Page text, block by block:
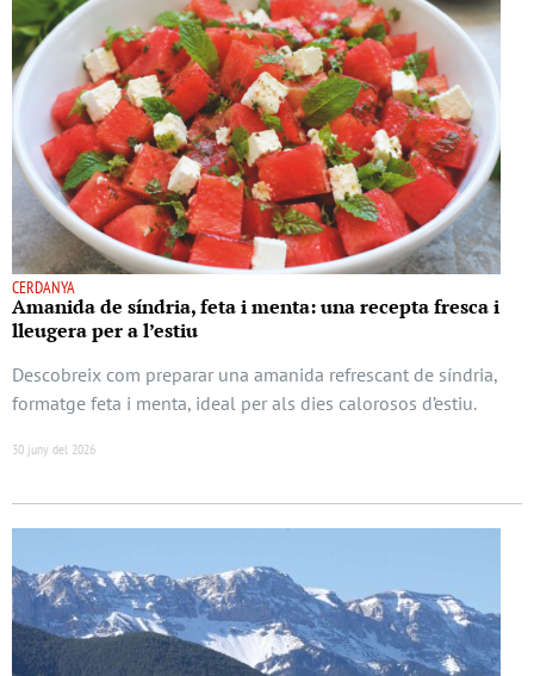
CERDANYA
Amanida de síndria, feta i menta: una recepta fresca i
lleugera per a l’estiu
Descobreix com preparar una amanida refrescant de síndria,
formatge feta i menta, ideal per als dies calorosos d’estiu.
30 juny del 2026